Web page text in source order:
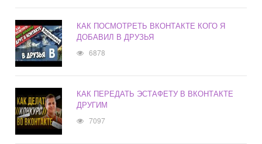
КАК ПОСМОТРЕТЬ ВКОНТАКТЕ КОГО Я
ДОБАВИЛ В ДРУЗЬЯ
6878
КАК ПЕРЕДАТЬ ЭСТАФЕТУ В ВКОНТАКТЕ
ДРУГИМ
7097